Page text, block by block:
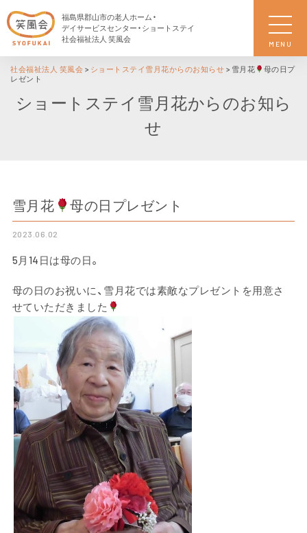
福島県郡山市の老人ホーム・
デイサービスセンター・ショートステイ
社会福祉法人 笑風会
MENU
社会福祉法人 笑風会 > ショートステイ雪月花からのお知らせ > 雪月花
母の日プ
レゼント
ショートステイ雪月花からのお知ら
せ
雪月花 母の日プレゼント
2023.06.02
5月14日は母の日。
母の日のお祝いに、雪月花では素敵なプレゼントを用意さ
せていただきました